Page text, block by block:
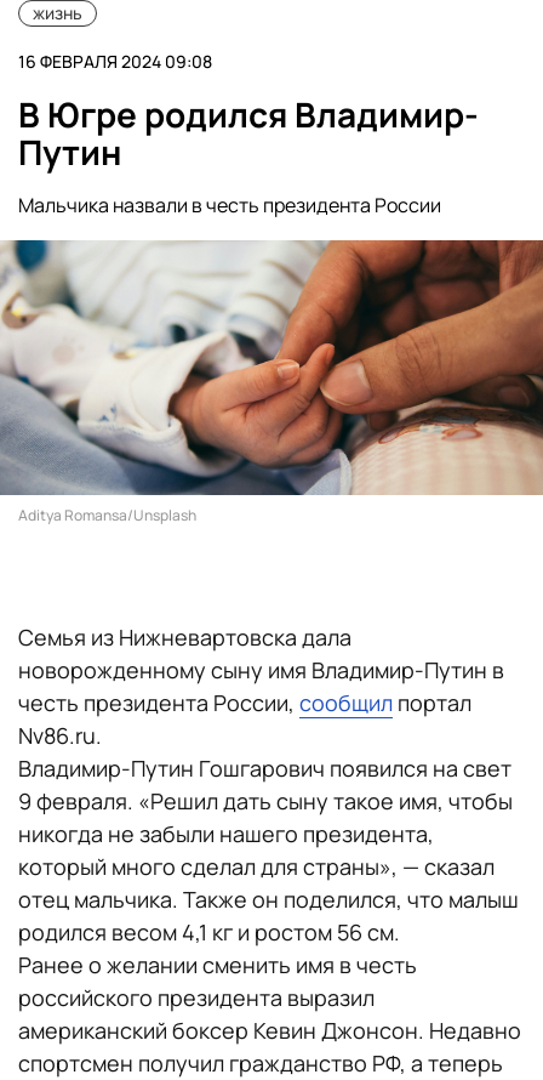
жизнь
16 ФЕВРАЛЯ 2024 09:08
В Югре родился Владимир-
Путин
Мальчика назвали в честь президента России
Aditya Romansa/Unsplash
Семья из Нижневартовска дала
новорожденному сыну имя Владимир-Путин в
честь президента России, сообщил портал
Nv86.ru.
Владимир-Путин Гошгарович появился на свет
9 февраля. «Решил дать сыну такое имя, чтобы
никогда не забыли нашего президента,
который много сделал для страны», — сказал
отец мальчика. Также он поделился, что малыш
родился весом 4,1 кг и ростом 56 см.
Ранее о желании сменить имя в честь
российского президента выразил
американский боксер Кевин Джонсон. Недавно
спортсмен получил гражданство РФ, а теперь